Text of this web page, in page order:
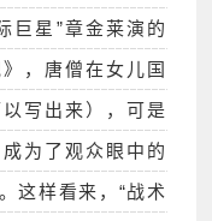
巨星”章金莱演的
，唐僧在女儿国
写出来），可是
为了观众眼中的
这样看来，“战术